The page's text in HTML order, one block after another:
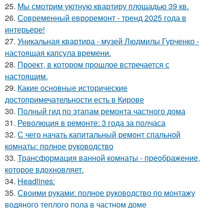
25. Мы смотрим уютную квартиру площадью 39 кв.
26. Современный евроремонт - тренд 2025 года в
интерьере!
27. Уникальная квартира - музей Людмилы Гурченко -
настоящая капсула времени.
28. Проект, в котором прошлое встречается с
настоящим.
29. Какие основные исторические
достопримечательности есть в Кирове
30. Полный гид по этапам ремонта частного дома
31. Революция в ремонте: 3 года за полчаса
32. С чего начать капитальный ремонт спальной
комнаты: полное руководство
33. Трансформация ванной комнаты - преображение,
которое вдохновляет.
34. Headlines:
35. Своими руками: полное руководство по монтажу
водяного теплого пола в частном доме